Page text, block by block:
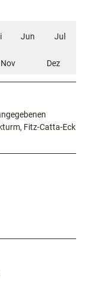
Jun Jul
Nov Dez
Fitz-Catta-Eck